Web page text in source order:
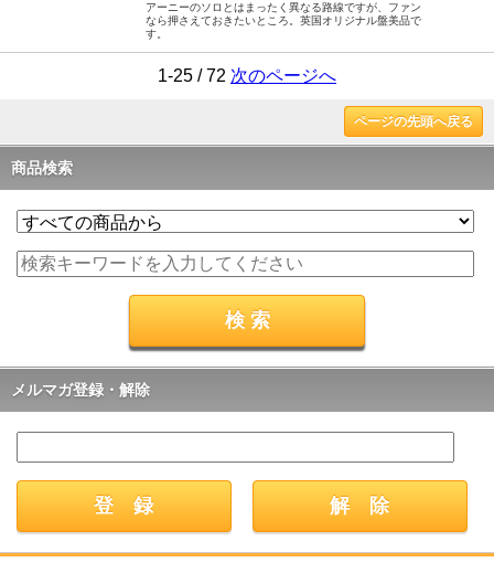
アーニーのソロとはまったく異なる路線ですが、ファン
なら押さえておきたいところ。英国オリジナル盤美品で
す。
1-25 / 72 次のページへ
ページの先頭へ戻る
商品検索
メルマガ登録・解除